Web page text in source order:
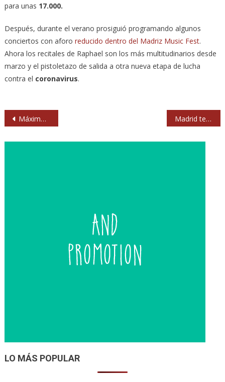
para unas 17.000.
Después, durante el verano prosiguió programando algunos
conciertos con aforo reducido dentro del Madriz Music Fest.
Ahora los recitales de Raphael son los más multitudinarios desde
marzo y el pistoletazo de salida a otra nueva etapa de lucha
contra el coronavirus.
Navegación
Máximo Pájaro echa a volar cruzando ‘Líneas Rojas’ en la Sierra de Madrid Madrid tendrá su propio Concierto de Año Nuevo
LO MÁS POPULAR